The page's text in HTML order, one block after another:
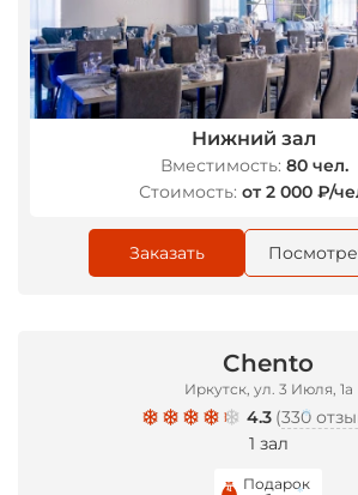
Нижний зал
Вместимость: 80 чел.
Стоимость: от 2 000 ₽/
Заказать
Chento
Иркутск, ул. 3 Июля, 1а
4.3 (330
1 зал
Подарок